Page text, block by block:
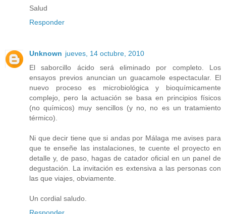
Salud
Responder
Unknown jueves, 14 octubre, 2010
El saborcillo ácido será eliminado por completo. Los
ensayos previos anuncian un guacamole espectacular. El
nuevo proceso es microbiológica y bioquímicamente
complejo, pero la actuación se basa en principios físicos
(no químicos) muy sencillos (y no, no es un tratamiento
térmico).
Ni que decir tiene que si andas por Málaga me avises para
que te enseñe las instalaciones, te cuente el proyecto en
detalle y, de paso, hagas de catador oficial en un panel de
degustación. La invitación es extensiva a las personas con
las que viajes, obviamente.
Un cordial saludo.